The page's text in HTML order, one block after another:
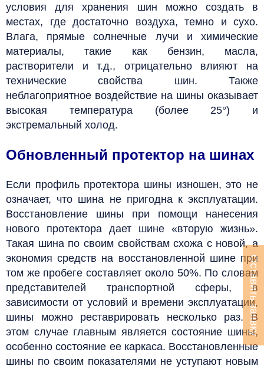
условия для хранения шин можно создать в
местах, где достаточно воздуха, темно и сухо.
Влага, прямые солнечные лучи и химические
материалы, такие как бензин, масла,
растворители и т.д., отрицательно влияют на
технические свойства шин. Также
неблагоприятное воздействие на шины оказывает
высокая температура (более 25°) и
экстремальный холод.
Обновленный протектор на шинах
Если профиль протектора шины изношен, это не
означает, что шина не пригодна к эксплуатации.
Восстановление шины при помощи нанесения
нового протектора дает шине «вторую жизнь».
Такая шина по своим свойствам схожа с новой, а
экономия средств на восстановленной шине при
том же пробеге составляет около 50%. По словам
представителей транспортной сферы, в
зависимости от условий и времени эксплуатации,
шины можно реставрировать несколько раз. В
этом случае главным является состояние шины,
особенно состояние ее каркаса. Восстановленные
шины по своим показателями не уступают новым
Оставить заявку